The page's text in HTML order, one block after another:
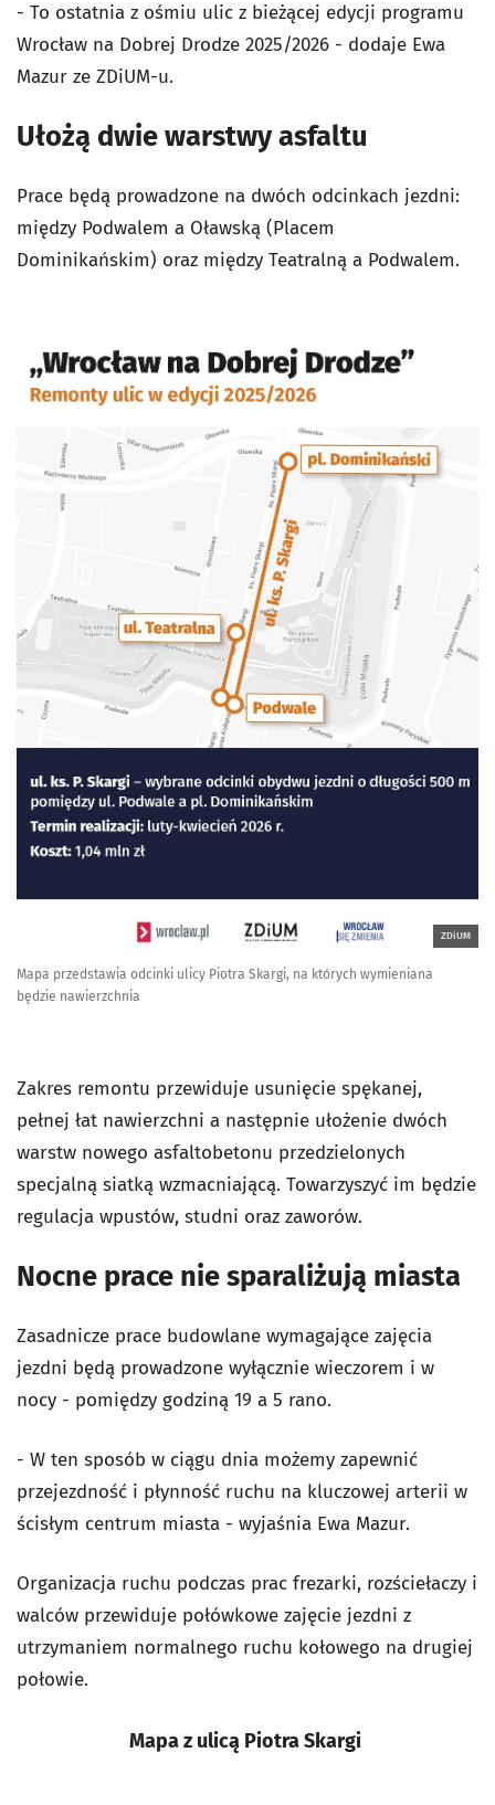
- To ostatnia z ośmiu ulic z bieżącej edycji programu
Wrocław na Dobrej Drodze 2025/2026 - dodaje Ewa
Mazur ze ZDiUM-u.
Ułożą dwie warstwy asfaltu
Prace będą prowadzone na dwóch odcinkach jezdni:
między Podwalem a Oławską (Placem
Dominikańskim) oraz między Teatralną a Podwalem.
ZDiUM
Mapa przedstawia odcinki ulicy Piotra Skargi, na których wymieniana
będzie nawierzchnia
Zakres remontu przewiduje usunięcie spękanej,
pełnej łat nawierzchni a następnie ułożenie dwóch
warstw nowego asfaltobetonu przedzielonych
specjalną siatką wzmacniającą. Towarzyszyć im będzie
regulacja wpustów, studni oraz zaworów.
Nocne prace nie sparaliżują miasta
Zasadnicze prace budowlane wymagające zajęcia
jezdni będą prowadzone wyłącznie wieczorem i w
nocy - pomiędzy godziną 19 a 5 rano.
- W ten sposób w ciągu dnia możemy zapewnić
przejezdność i płynność ruchu na kluczowej arterii w
ścisłym centrum miasta - wyjaśnia Ewa Mazur.
Organizacja ruchu podczas prac frezarki, rozściełaczy i
walców przewiduje połówkowe zajęcie jezdni z
utrzymaniem normalnego ruchu kołowego na drugiej
połowie.
Mapa z ulicą Piotra Skargi